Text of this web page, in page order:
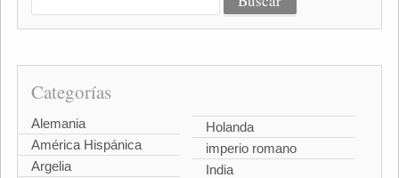
Categorías
Alemania
América Hispánica
Argelia
Holanda
imperio romano
India